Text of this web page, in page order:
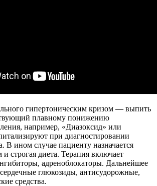
гипертоническим кризом — выпить
плавному понижению
например, «Диазоксид» или
при диагностировании
В ином случае пациенту назначается
строгая диета. Терапия включает
адреноблокаторы. Дальнейшее
глюкозиды, антисудорожные,
средства.